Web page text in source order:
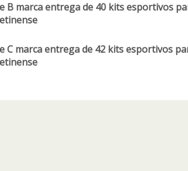
B marca entrega de 40 kits esportivos
C marca entrega de 42 kits esportivos